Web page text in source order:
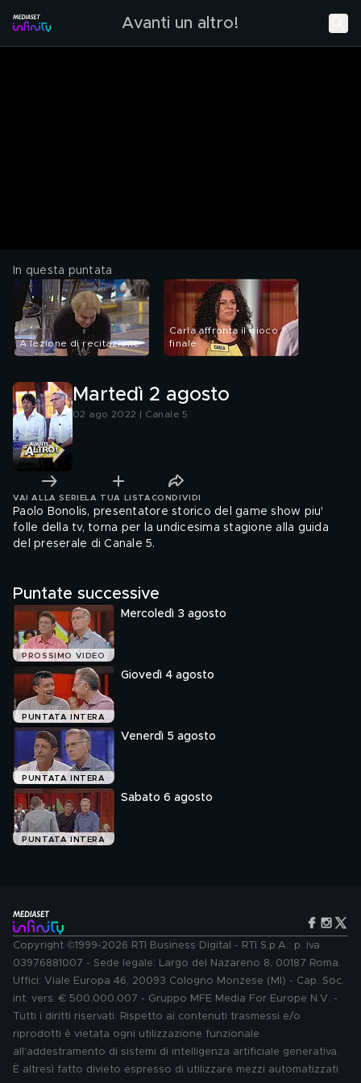
Avanti un altro!
In questa puntata
A lezione di recitazione
Carla affronta il gioco
finale
Martedì 2 agosto
02 ago 2022 | Canale 5
VAI ALLA SERIE LA TUA LISTA CONDIVIDI
Paolo Bonolis, presentatore storico del game show piu'
folle della tv, torna per la undicesima stagione alla guida
del preserale di Canale 5.
Puntate successive
PROSSIMO VIDEO
Mercoledì 3 agosto
PUNTATA INTERA
Giovedì 4 agosto
PUNTATA INTERA
Venerdì 5 agosto
PUNTATA INTERA
Sabato 6 agosto
Copyright ©1999-2026 RTI Business Digital - RTI S.p.A.: p. iva
03976881007 - Sede legale: Largo del Nazareno 8, 00187 Roma.
Uffici: Viale Europa 46, 20093 Cologno Monzese (MI) - Cap. Soc.
int. vers. € 500.000.007 - Gruppo MFE Media For Europe N.V. -
Tutti i diritti riservati. Rispetto ai contenuti trasmessi e/o
riprodotti è vietata ogni utilizzazione funzionale
all'addestramento di sistemi di intelligenza artificiale generativa.
È altresì fatto divieto espresso di utilizzare mezzi automatizzati